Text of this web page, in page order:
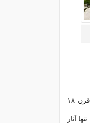
موزه پرادو در قدیمی‌ترین بخش شهر مادرید، باغ پرادو، قرار دارد. این باغ در قرن ۱۸
تنها آثار